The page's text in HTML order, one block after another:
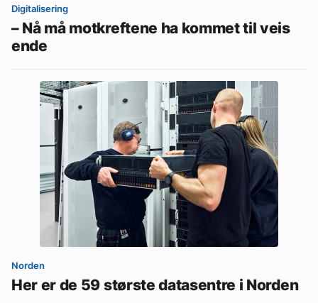
Digitalisering
– Nå må motkreftene ha kommet til veis
ende
Norden
Her er de 59 største datasentre i Norden